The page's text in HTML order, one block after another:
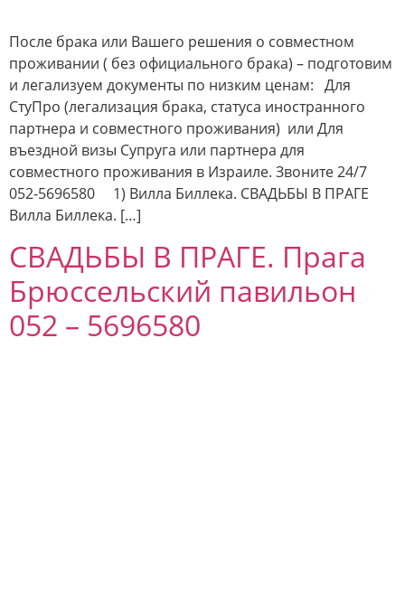
После брака или Вашего решения о совместном
проживании ( без официального брака) – подготовим
и легализуем документы по низким ценам: Для
СтуПро (легализация брака, статуса иностранного
партнера и совместного проживания) или Для
въездной визы Супруга или партнера для
совместного проживания в Израиле. Звоните 24/7
052-5696580 1) Вилла Биллека. СВАДЬБЫ В ПРАГЕ
Вилла Биллека. […]
СВАДЬБЫ В ПРАГЕ. Прага
Брюссельский павильон
052 – 5696580